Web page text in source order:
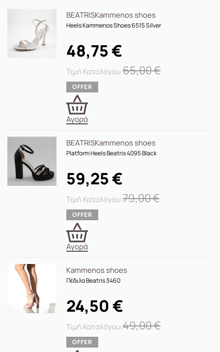
BEATRISKammenos shoes
Ηeels Kammenos Shoes 6515 Silver
65,00€
48,75€
Αγορά
BEATRISKammenos shoes
Platform Heels Beatris 4095 Black
79,00€
59,25€
Αγορά
Kammenos shoes
Πέδιλα Beatris 3460
49,00€
24,50 €